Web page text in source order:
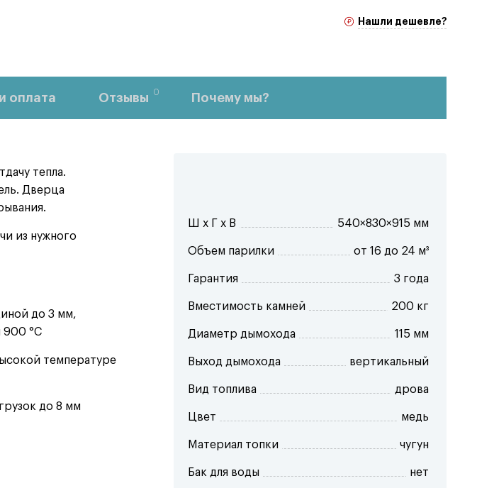
Нашли дешевле?
оплата Отзывы 0 Почему мы?
тепла.
Дверца
из нужного
до 3 мм,
900 °C
температуре
до 8 мм
Ш x Г x В 540×830×915 мм
Объем парилки от 16 до 24 м³
Гарантия 3 года
Вместимость камней 200 кг
Диаметр дымохода 115 мм
Выход дымохода вертикальный
Вид топлива дрова
Цвет медь
Материал топки чугун
Бак для воды нет